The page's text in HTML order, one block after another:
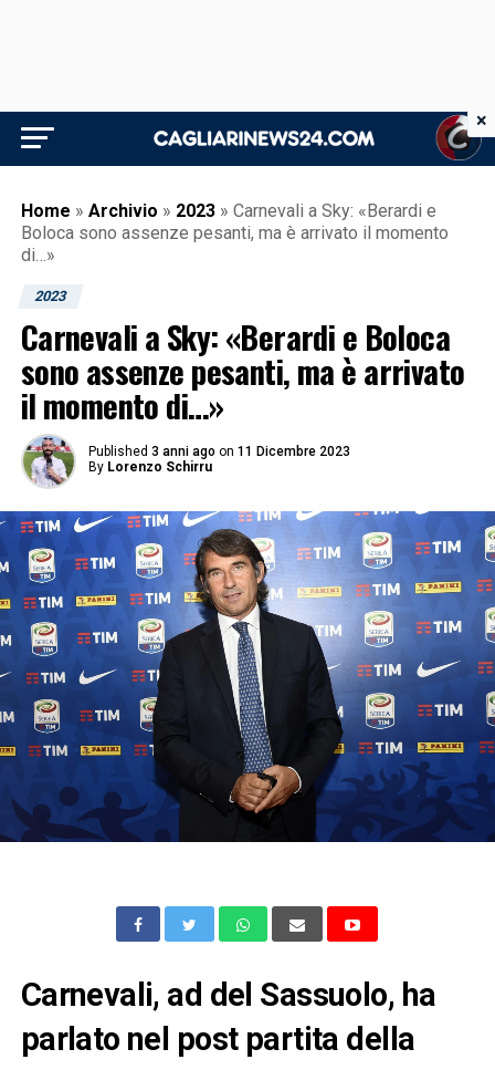
Home » Archivio » 2023 » Carnevali a Sky: «Berardi e
Boloca sono assenze pesanti, ma è arrivato il momento
di…»
2023
Carnevali a Sky: «Berardi e Boloca
sono assenze pesanti, ma è arrivato
il momento di…»
Published 3 anni ago on 11 Dicembre 2023
By Lorenzo Schirru
Carnevali, ad del Sassuolo, ha
parlato nel post partita della
×